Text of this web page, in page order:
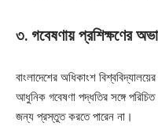
৩. গবেষণায় প্রশিক্ষণের
বাংলাদেশের অধিকাংশ
আধুনিক গবেষণা পদ্ধতির সঙ্গে
জন্য প্রস্তুত করতে পারেন না।